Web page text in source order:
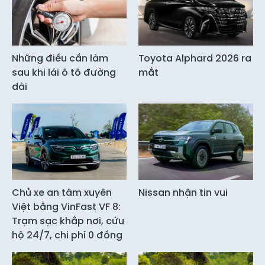
Những điều cần làm
sau khi lái ô tô đường
dài
Toyota Alphard 2026 ra
mắt
Chủ xe an tâm xuyên
Việt bằng VinFast VF 8:
Trạm sạc khắp nơi, cứu
hộ 24/7, chi phí 0 đồng
Nissan nhận tin vui